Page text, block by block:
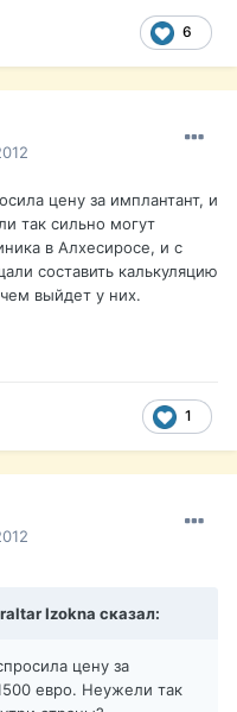
6
цену за имплантант, и
так сильно могут
в Алхесиросе, и с
составить калькуляцию
выйдет у них.
1
Izokna сказал:
цену за
евро. Неужели так